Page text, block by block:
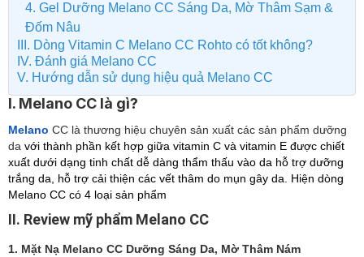
4. Gel Dưỡng Melano CC Sáng Da, Mờ Thâm Sạm &
Đốm Nâu
III. Dòng Vitamin C Melano CC Rohto có tốt không?
IV. Đánh giá Melano CC
V. Hướng dẫn sử dụng hiệu quả Melano CC
I. Melano CC là gì?
Melano CC là thương hiệu chuyên sản xuất các sản phẩm dưỡng
da với thành phần kết hợp giữa vitamin C và vitamin E được chiết
xuất dưới dạng tinh chất dễ dàng thẩm thấu vào da hỗ trợ dưỡng
trắng da, hỗ trợ cải thiện các vết thâm do mụn gây da. Hiện dòng
Melano CC có 4 loại sản phẩm
II. Review mỹ phẩm Melano CC
1. Mặt Nạ Melano CC Dưỡng Sáng Da, Mờ Thâm Nám